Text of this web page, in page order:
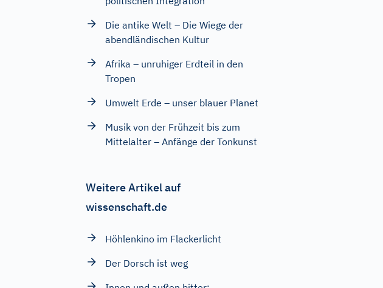
Die antike Welt – Die Wiege der
abendländischen Kultur
Afrika – unruhiger Erdteil in den
Tropen
Umwelt Erde – unser blauer Planet
Musik von der Frühzeit bis zum
Mittelalter – Anfänge der Tonkunst
Weitere Artikel auf
wissenschaft.de
Höhlenkino im Flackerlicht
Der Dorsch ist weg